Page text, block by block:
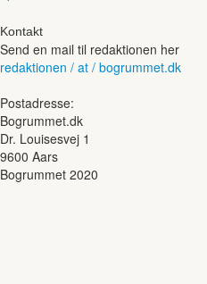
Kontakt
Send en mail til redaktionen her
redaktionen / at / bogrummet.dk
Postadresse:
Bogrummet.dk
Dr. Louisesvej 1
9600 Aars
Bogrummet 2020